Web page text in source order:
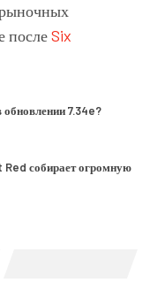
послеSix
обновлении 7.34e?
собирает огромную